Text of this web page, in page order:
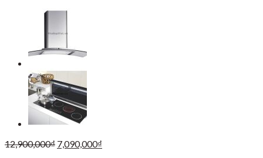
12,900,000₫ Giá
7,090,000₫